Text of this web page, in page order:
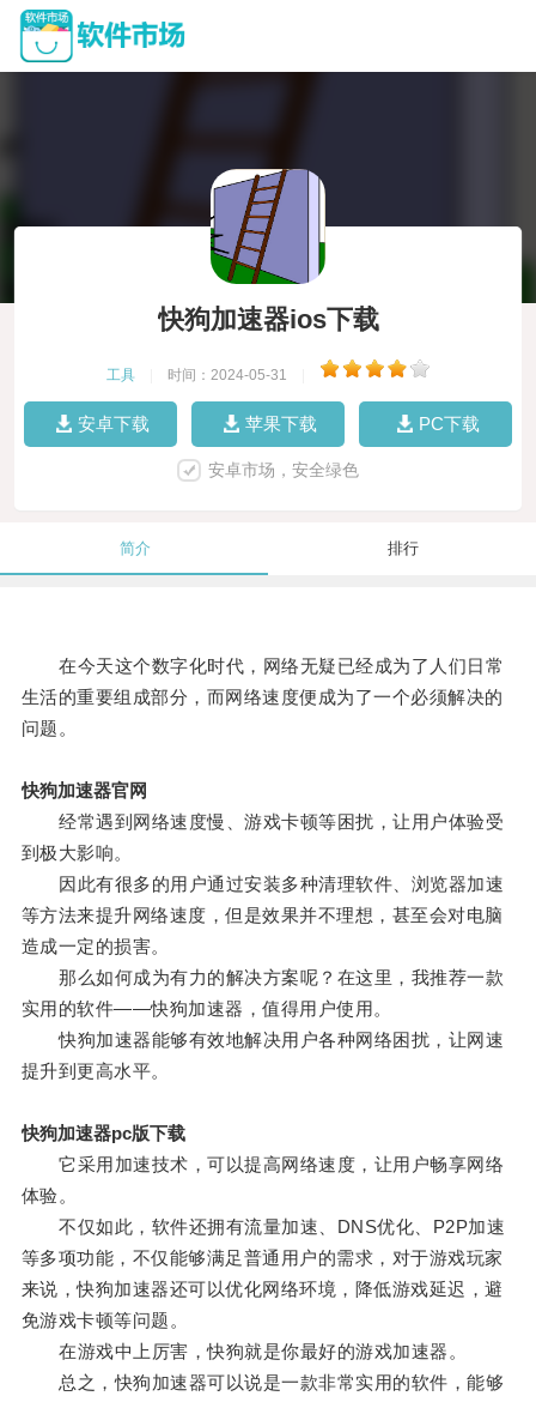
快狗加速器ios下载
工具 时间：2024-05-31
安卓下载 苹果下载 PC下载
安卓市场，安全绿色
简介 排行
在今天这个数字化时代，网络无疑已经成为了人们日常
生活的重要组成部分，而网络速度便成为了一个必须解决的
问题。
快狗加速器官网
经常遇到网络速度慢、游戏卡顿等困扰，让用户体验受
到极大影响。
因此有很多的用户通过安装多种清理软件、浏览器加速
等方法来提升网络速度，但是效果并不理想，甚至会对电脑
造成一定的损害。
那么如何成为有力的解决方案呢？在这里，我推荐一款
实用的软件——快狗加速器，值得用户使用。
快狗加速器能够有效地解决用户各种网络困扰，让网速
提升到更高水平。
快狗加速器pc版下载
它采用加速技术，可以提高网络速度，让用户畅享网络
体验。
不仅如此，软件还拥有流量加速、DNS优化、P2P加速
等多项功能，不仅能够满足普通用户的需求，对于游戏玩家
来说，快狗加速器还可以优化网络环境，降低游戏延迟，避
免游戏卡顿等问题。
在游戏中上厉害，快狗就是你最好的游戏加速器。
总之，快狗加速器可以说是一款非常实用的软件，能够